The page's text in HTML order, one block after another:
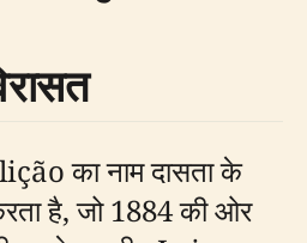
का नाम दासता के
है, जो 1884 की ओर